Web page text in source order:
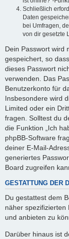
Schließlich
Daten
bei Umfragen,
von dir gesetzte
Dein Passwort wird
gespeichert, so
dieses Passwort
verwenden. Das
Benutzerkonto für
Insbesondere wird
Limited oder ein
fragen. Solltest du
die Funktion „Ich
phpBB-Software
deiner E-Mail-
generiertes
Board zugreifen
GESTATTUNG DER
Du gestattest dem
näher spezifizierten
und anbieten zu
Darüber hinaus ist